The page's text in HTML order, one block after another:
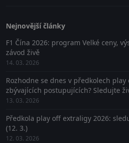
Nejnovější články
F1 Čína 2026: program Velké ceny,
závod živě
14. 03. 2026
Rozhodne se dnes v předkolech
zbývajících postupujících? Sledujte
13. 03. 2026
Předkola play off extraligy 2026:
(12. 3.)
12. 03. 2026